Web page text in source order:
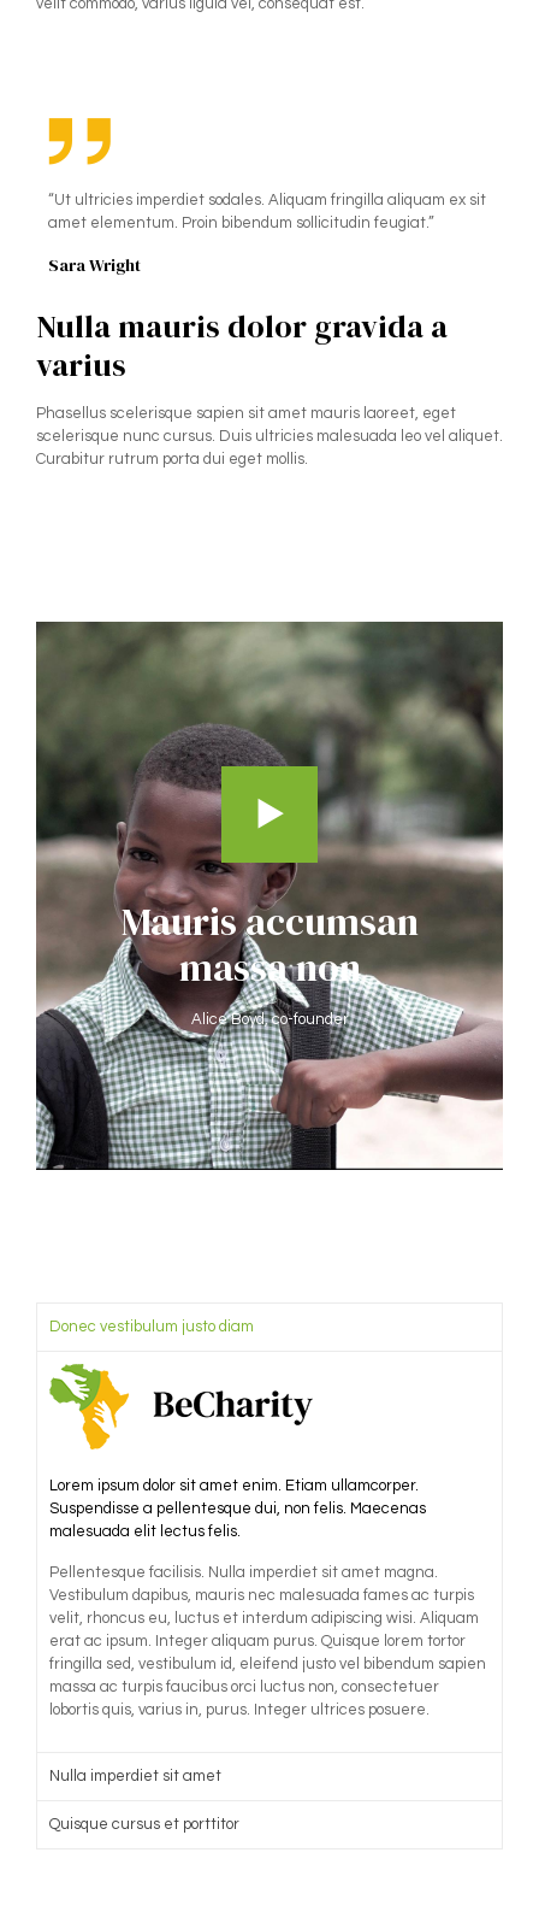
velit commodo, varius ligula vel, consequat est.
“Ut ultricies imperdiet sodales. Aliquam fringilla aliquam ex sit
amet elementum. Proin bibendum sollicitudin feugiat.”
Sara Wright
Nulla mauris dolor gravida a
varius
Phasellus scelerisque sapien sit amet mauris laoreet, eget
scelerisque nunc cursus. Duis ultricies malesuada leo vel aliquet.
Curabitur rutrum porta dui eget mollis.
Mauris accumsan
massa non
Alice Boyd, co-founder
Donec vestibulum justo diam
Lorem ipsum dolor sit amet enim. Etiam ullamcorper.
Suspendisse a pellentesque dui, non felis. Maecenas
malesuada elit lectus felis.
Pellentesque facilisis. Nulla imperdiet sit amet magna.
Vestibulum dapibus, mauris nec malesuada fames ac turpis
velit, rhoncus eu, luctus et interdum adipiscing wisi. Aliquam
erat ac ipsum. Integer aliquam purus. Quisque lorem tortor
fringilla sed, vestibulum id, eleifend justo vel bibendum sapien
massa ac turpis faucibus orci luctus non, consectetuer
lobortis quis, varius in, purus. Integer ultrices posuere.
Nulla imperdiet sit amet
Quisque cursus et porttitor